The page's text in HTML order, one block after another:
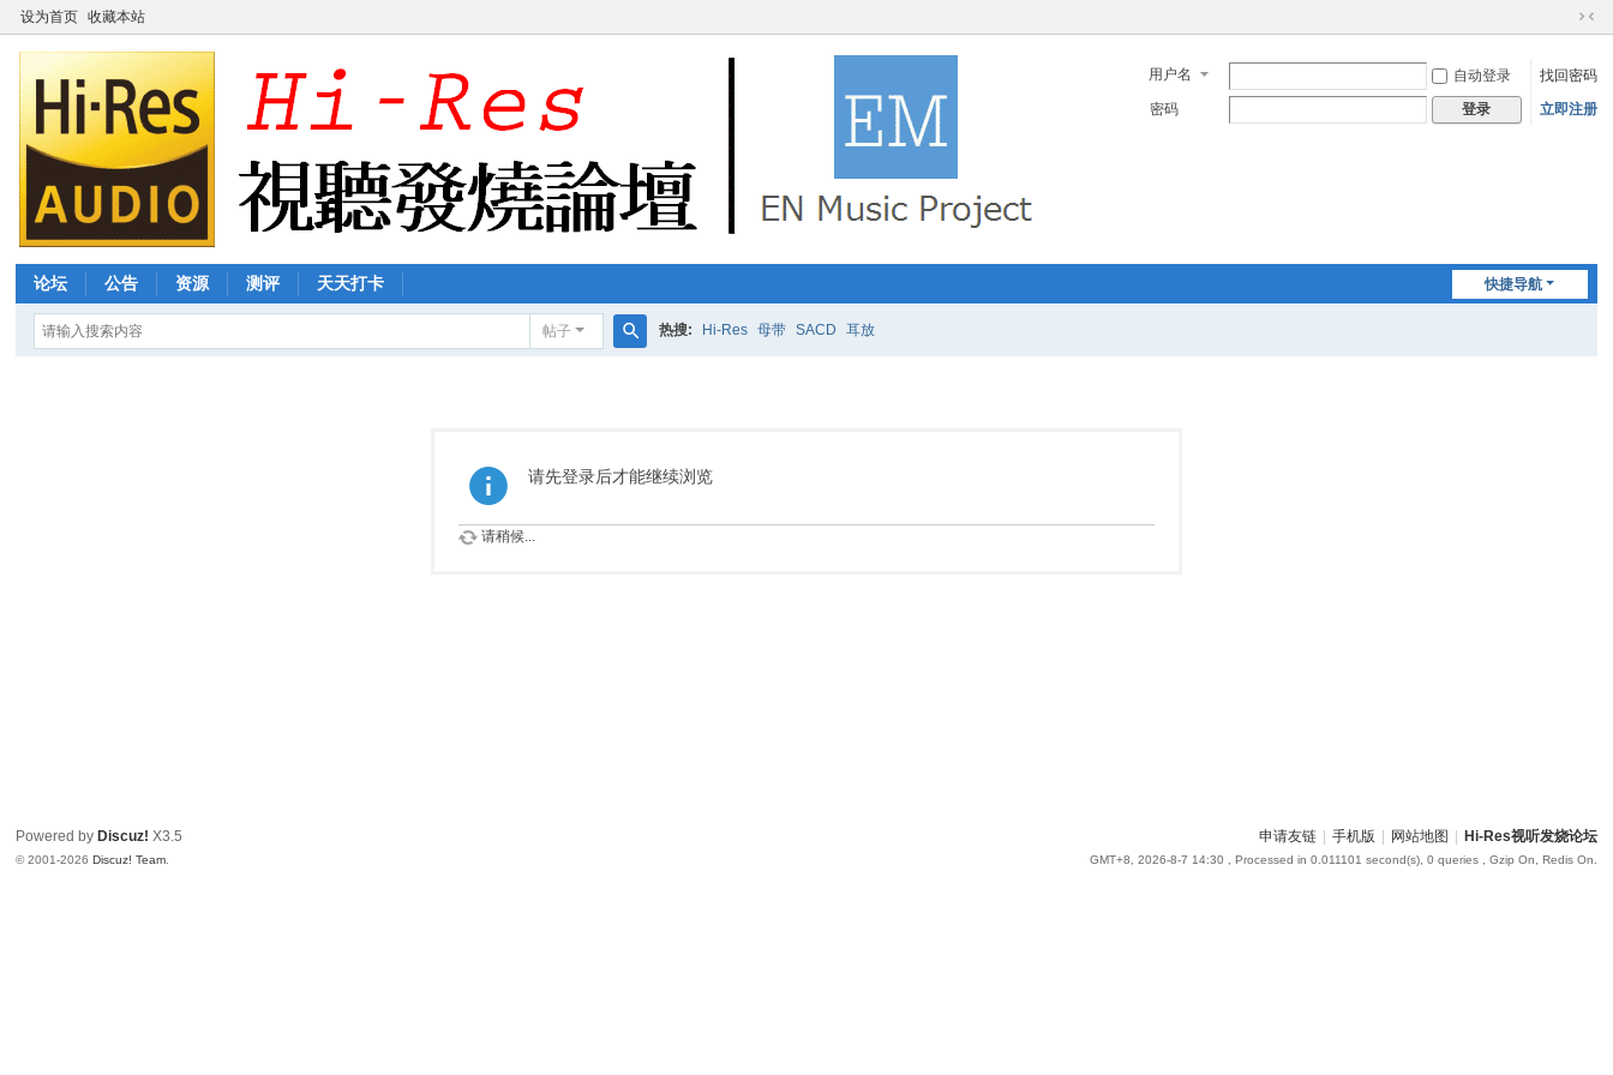
设为首页 收藏本站
切
到
窄
用户名 自动登录
找回密码
密码
登录 立即注册
快捷导航
论坛 公告 资源 测评 天天打卡
帖子 热搜: Hi-Res 母带 SACD 耳放
请先登录后才能继续浏览
请稍候...
申请友链 手机版 网站地图 Hi-Res视听发烧论坛
GMT+8, 2026-8-7 14:30 , Processed in 0.011101 second(s), 0 queries , Gzip On, Redis On.
Powered by Discuz! X3.5
© 2001-2026Discuz! Team